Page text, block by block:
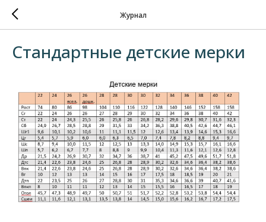
Журнал
Стандартные детские мерки